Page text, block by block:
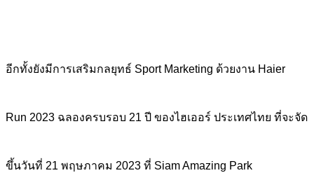
อีกทั้งยังมีการเสริมกลยุทธ์ Sport Marketing ด้วยงาน Haier
Run 2023 ฉลองครบรอบ 21 ปี ของไฮเออร์ ประเทศไทย ที่จะจัด
ขึ้นวันที่ 21 พฤษภาคม 2023 ที่ Siam Amazing Park